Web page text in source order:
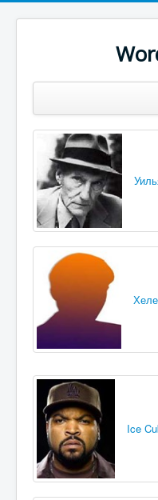
Популярные
Авторы
Поиск
Ice